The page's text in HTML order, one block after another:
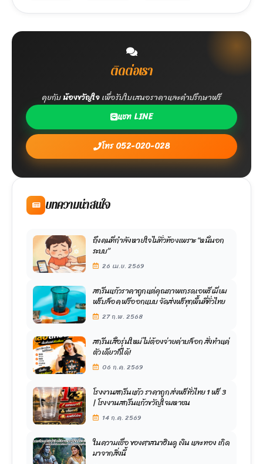
ติดต่อเรา
คุยกับน้องขวัญใจเพื่อรับใบเสนอราคาและคำปรึกษาฟรี
แชท LINE
โทร 052-020-028
บทความน่าสนใจ
ถึงคนที่กำลังหายใจไม่ทั่วท้องเพราะ “หนี้นอก
ระบบ”
26 เม.ย. 2569
สกรีนแก้วราคาถูกแต่คุณภาพเกรดเอพรีเมี่ยม
ฟรีบล็อค ฟรีออกแบบ จัดส่งฟรีทุกพื้นที่ทั่วไทย
27 ก.พ. 2568
สกรีนเสื้อรุ่นใหม่ ไม่ต้องจ่ายค่าบล็อก สั่งทำแค่
ตัวเดียวก็ได้!
06 ก.ค. 2569
โรงงานสกรีนแก้ว ราคาถูก ส่งฟรีทั่วไทย 1 ฟรี 3
| โรงงานสกรีนแก้วขวัญใจมหาชน
14 ก.ค. 2569
ในความเชื่อ ของศาสนาฮินดู เงิน และ ทอง เกิด
มาจากสิ่งนี้